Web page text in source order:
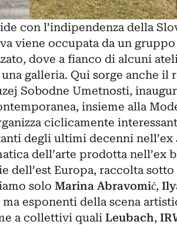
con l’indipendenza della
viene occupata da un
dove a fianco di alcuni
galleria. Qui sorge anche il
Sobodne Umetnosti,
insieme alla
ciclicamente
degli ultimi decenni nell’ex
dell’arte prodotta nell’ex
dell’est Europa, raccolta
solo Marina Abravomić,
ma esponenti della scena
a collettivi quali Leubach,